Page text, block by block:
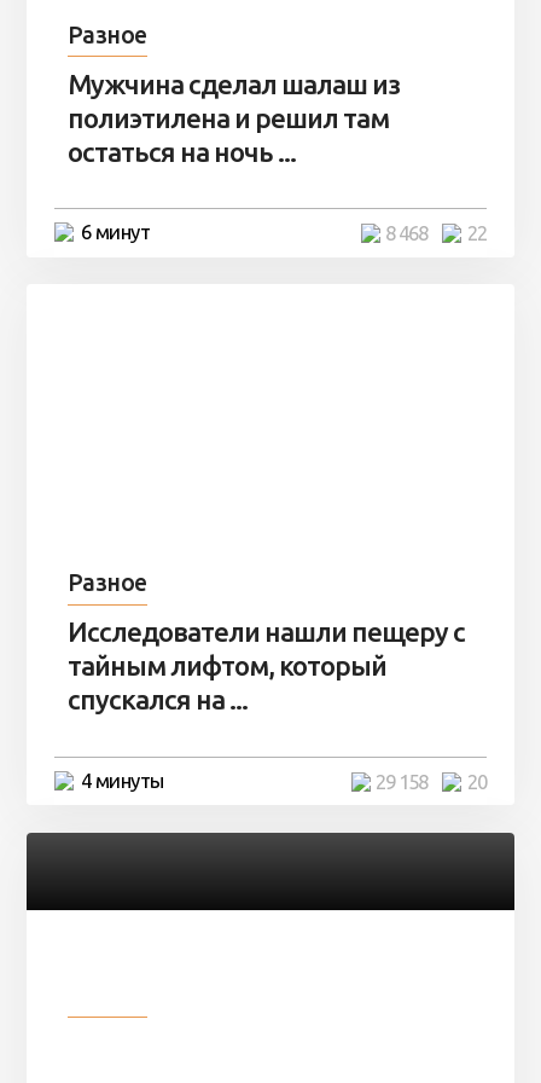
Разное
Мужчина сделал шалаш из
полиэтилена и решил там
остаться на ночь ...
6 минут 22
8 468
Разное
Исследователи нашли пещеру с
тайным лифтом, который
спускался на ...
4 минуты 20
29 158